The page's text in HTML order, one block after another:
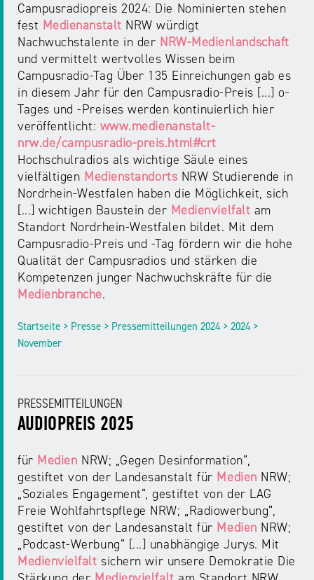
Campusradiopreis 2024: Die Nominierten stehen
fest Medienanstalt NRW würdigt
Nachwuchstalente in der NRW-Medienlandschaft
und vermittelt wertvolles Wissen beim
Campusradio-Tag Über 135 Einreichungen gab es
in diesem Jahr für den Campusradio-Preis [...] o-
Tages und -Preises werden kontinuierlich hier
veröffentlicht: www.medienanstalt-
nrw.de/campusradio-preis.html#crt
Hochschulradios als wichtige Säule eines
vielfältigen Medienstandorts NRW Studierende in
Nordrhein-Westfalen haben die Möglichkeit, sich
[...] wichtigen Baustein der Medienvielfalt am
Standort Nordrhein-Westfalen bildet. Mit dem
Campusradio-Preis und -Tag fördern wir die hohe
Qualität der Campusradios und stärken die
Kompetenzen junger Nachwuchskräfte für die
Medienbranche.
Startseite > Presse > Pressemitteilungen 2024 > 2024 >
November
PRESSEMITTEILUNGEN
AUDIOPREIS 2025
für Medien NRW; „Gegen Desinformation“,
gestiftet von der Landesanstalt für Medien NRW;
„Soziales Engagement“, gestiftet von der LAG
Freie Wohlfahrtspflege NRW; „Radiowerbung“,
gestiftet von der Landesanstalt für Medien NRW;
„Podcast-Werbung“ [...] unabhängige Jurys. Mit
Medienvielfalt sichern wir unsere Demokratie Die